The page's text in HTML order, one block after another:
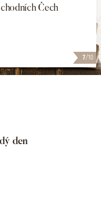
7/10
Čech
den